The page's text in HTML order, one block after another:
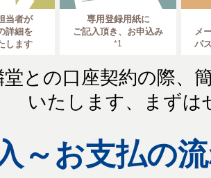
当者が
詳細を
します
専用登録用紙に
ご記入頂き、お申込み
*1
メ
パ
との口座契約の際、
いたします、まずは
～お支払の